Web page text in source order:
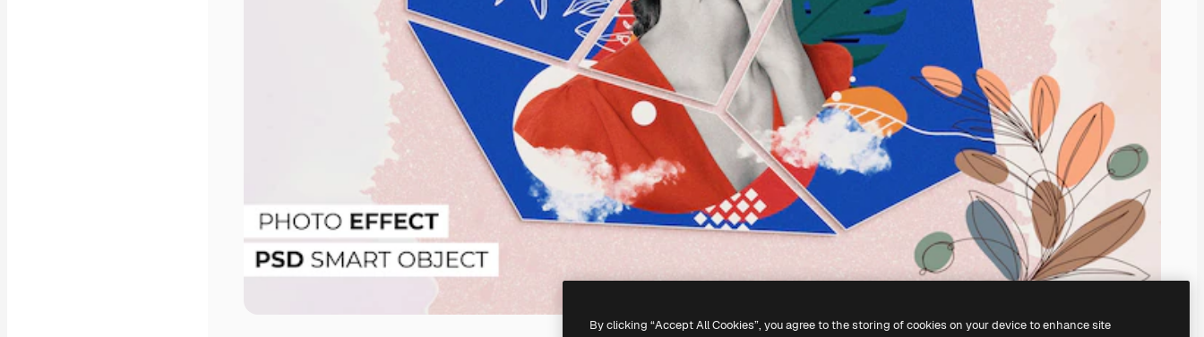
By clicking “Accept All Cookies”, you agree to the storing of cookies on your device to enhance site